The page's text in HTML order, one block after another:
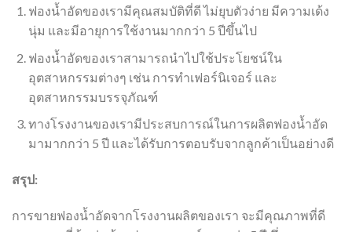
ฟองน้ำอัดของเรามีคุณสมบัติที่ดี ไม่ยุบตัวง่าย มีความเด้ง
นุ่ม และมีอายุการใช้งานมากกว่า 5 ปีขึ้นไป
ฟองน้ำอัดของเราสามารถนำไปใช้ประโยชน์ใน
อุตสาหกรรมต่างๆ เช่น การทำเฟอร์นิเจอร์ และ
อุตสาหกรรมบรรจุภัณฑ์
ทางโรงงานของเรามีประสบการณ์ในการผลิตฟองน้ำอัด
มามากกว่า 5 ปี และได้รับการตอบรับจากลูกค้าเป็นอย่างดี
สรุป:
การขายฟองน้ำอัดจากโรงงานผลิตของเรา จะมีคุณภาพที่ดี